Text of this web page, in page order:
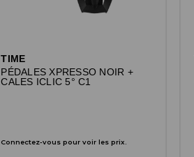
TIME
PÉDALES XPRESSO NOIR +
CALES ICLIC 5° C1
Connectez-vous pour voir les prix.